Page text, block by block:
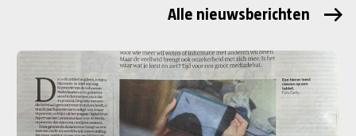
Alle nieuwsberichten